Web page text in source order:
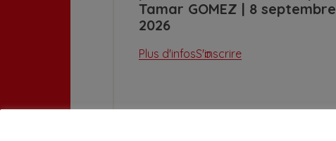
Tamar GOMEZ | 8 septembre
2026
Plus d'infosS'inscrire